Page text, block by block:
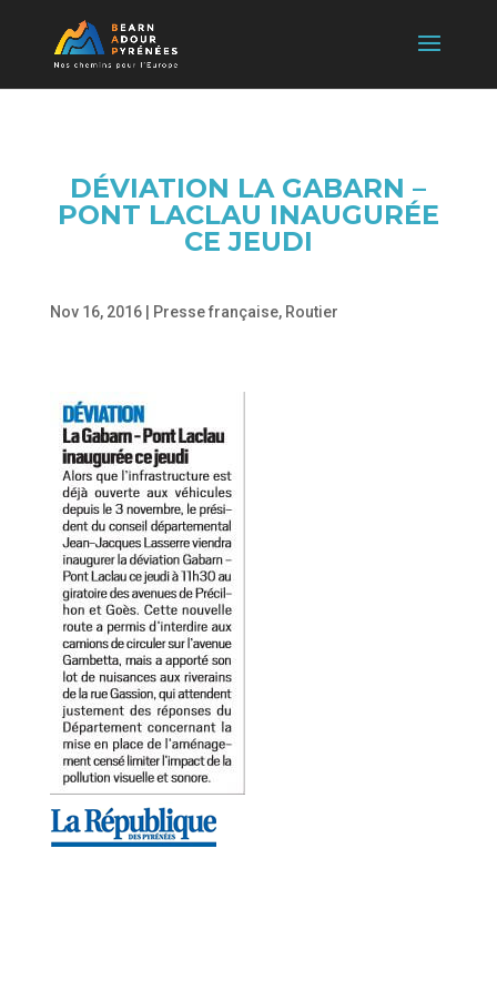
DÉVIATION LA GABARN –
PONT LACLAU INAUGURÉE
CE JEUDI
Nov 16, 2016| Presse française, Routier